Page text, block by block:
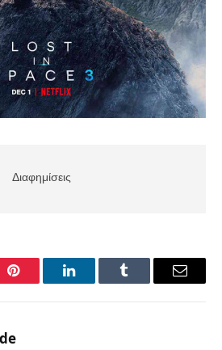
Διαφημίσεις
Pinterest LinkedInTumblr Email